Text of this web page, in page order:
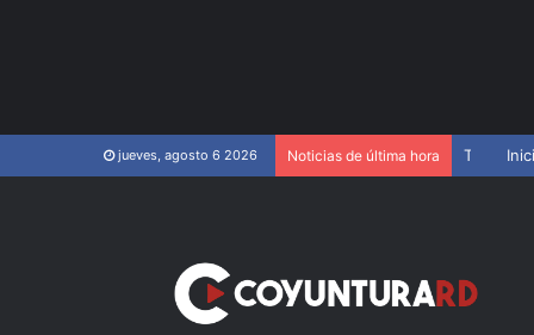
jueves, agosto 6 2026 Noticias de última hora